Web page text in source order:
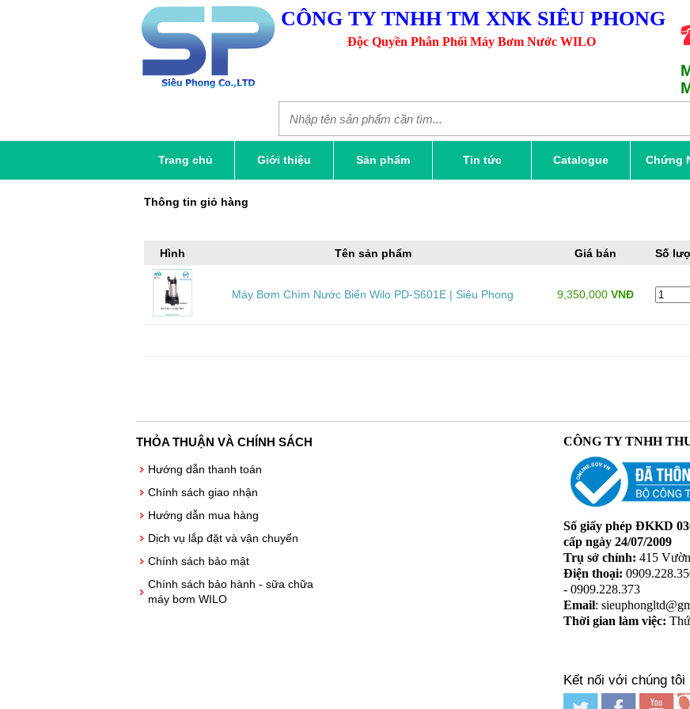
CÔNG TY TNHH TM XNK SIÊU PHONG
Độc Quyền Phân Phối Máy Bơm Nước WILO
Trang chủ Giới thiệu Sản phẩm Tin tức Catalogue Chứng
Thông tin giỏ hàng
Hình Tên sản phẩm Giá bán Số
Máy Bơm Chìm Nước Biển Wilo PD-S601E | Siêu Phong 9,350,000 VNĐ
THỎA THUẬN VÀ CHÍNH SÁCH
Hướng dẫn thanh toán
Chính sách giao nhận
Hướng dẫn mua hàng
Dịch vụ lắp đặt và vận chuyển
Chính sách bảo mật
Chính sách bảo hành - sữa chữa
máy bơm WILO
CÔNG TY TNHH
Số giấy phép ĐKKD
cấp ngày 24/07/2009
Trụ sở chính: 415
Điện thoại:
- 0909.228.373
Email:
Thời gian làm việc:
-
CN, Lễ,
Kết nối với chúng tôi